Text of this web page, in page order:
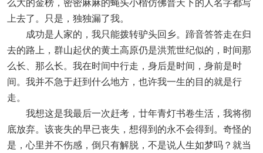
上去了。只是，独独漏了我。
成功是人家的，我只能拨转驴头回乡。蹄音答答走在归
去的路上，群山起伏的黄土高原仍是洪荒世纪似的，时间那
么长、那么长。我在时间中行走，身后是时间，身前是时
间。我并不急于赶到什么地方，也许我一生的目的就是行
走。
我想这是我最后一次赶考，廿年青灯书卷生活，我将彻
底放弃。该丧失的早已丧失，想得到的永不会得到。奇怪的
是，心里并不伤感，倒只有解脱，不是说人生如梦吗？就当